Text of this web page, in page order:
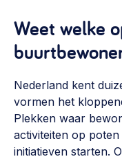
Weet welke
Nederland kent
vormen het
Plekken waar
activiteiten op
initiatieven starten.